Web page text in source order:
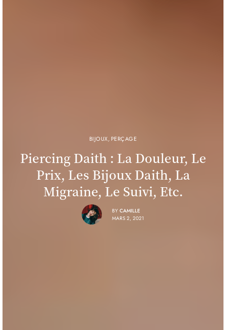
BIJOUX, PERÇAGE
Piercing Daith : La Douleur, Le
Prix, Les Bijoux Daith, La
Migraine, Le Suivi, Etc.
BY CAMILLE
MARS 2, 2021